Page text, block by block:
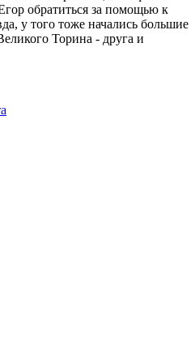
обратиться за помощью к
у того тоже начались большие
Торина - друга и